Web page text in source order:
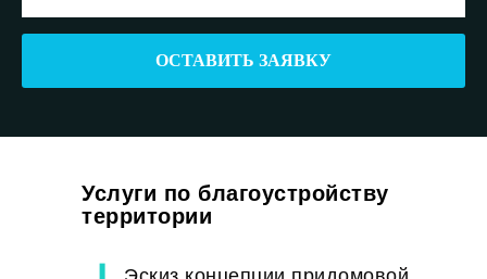
ОСТАВИТЬ ЗАЯВКУ
Услуги по благоустройству
территории